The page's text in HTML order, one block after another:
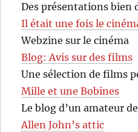
Des présentations bien
Il était une fois le
Webzine sur le cinéma
Blog: Avis sur des films
Une sélection de films
Mille et une Bobines
Le blog d’un amateur
Allen John’s attic